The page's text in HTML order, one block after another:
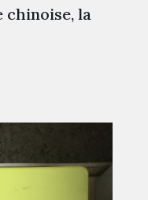
la